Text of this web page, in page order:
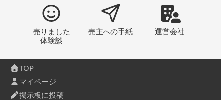
売りました
体験談
売主への手紙 運営会社
TOP
マイページ
掲示板に投稿